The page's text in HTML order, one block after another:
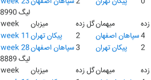
لیگ 8990
week
میزبان گل زدهمیهمان
week 11 پيکان تهران 2 سپاهان اصفهان4
week 28سپاهان اصفهان3 پيکان تهران 2
لیگ 8889
week
میزبان گل زدهمیهمان